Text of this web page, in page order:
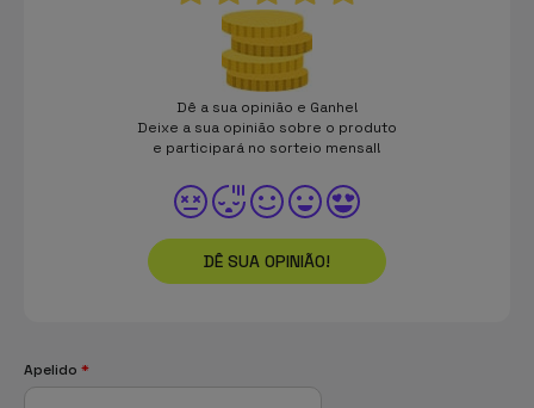
Dê a sua opinião e Ganhe!
Deixe a sua opinião sobre o produto
e participará no sorteio mensal!
DÊ SUA OPINIÃO!
Apelido *